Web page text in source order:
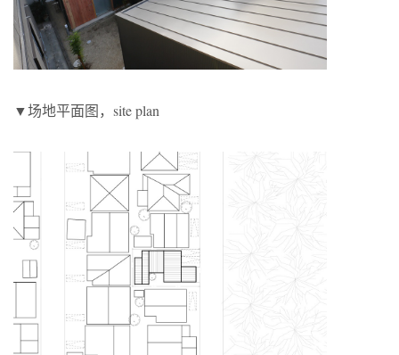
▼场地平面图，site plan